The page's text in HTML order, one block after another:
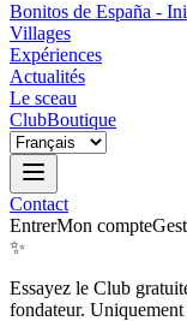
Bonitos de España -
Villages
Expériences
Actualités
Le sceau
ClubBoutique
Contact
EntrerMon compte
✨
Essayez le Club
fondateur.